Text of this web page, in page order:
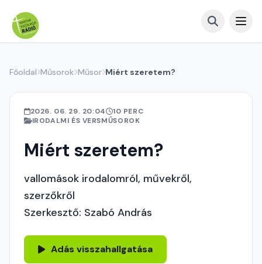
Főoldal Műsorok Műsor Miért szeretem?
2026. 06. 29. 20:04
10 PERC
IRODALMI ÉS VERSMŰSOROK
Miért szeretem?
vallomások irodalomról, művekről,
szerzőkről
Szerkesztő: Szabó András
Adás visszahallgatása